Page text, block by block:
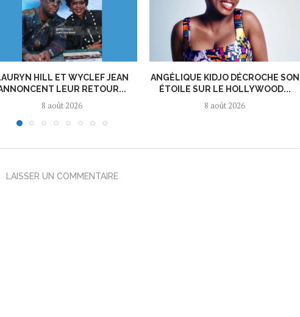
HILL ET WYCLEF JEAN
LEUR RETOUR...
8 août 2026
ANGÉLIQUE KIDJO DÉCROCHE SON
ÉTOILE SUR LE HOLLYWOOD...
8 août 2026
LAISSER UN COMMENTAIRE